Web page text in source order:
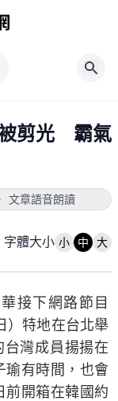
被剪光 霸氣
文章語音朗讀
字體大小 小 中 大
接下網路節目
）特地在台北舉
灣成員揚揚在
瑜有時間，也會
前開箱在韓國約